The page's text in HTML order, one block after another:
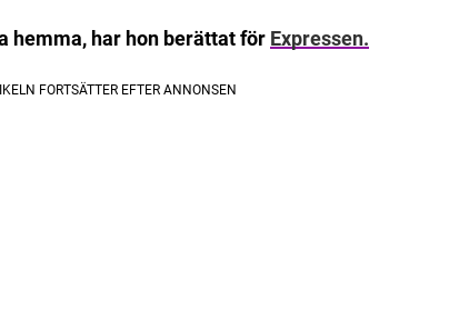
hemma, har hon berättat för Expressen.